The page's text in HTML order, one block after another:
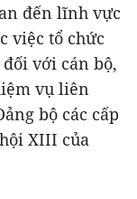
đến lĩnh vực
việc tổ chức
với cán bộ,
vụ liên
bộ các cấp
XIII của